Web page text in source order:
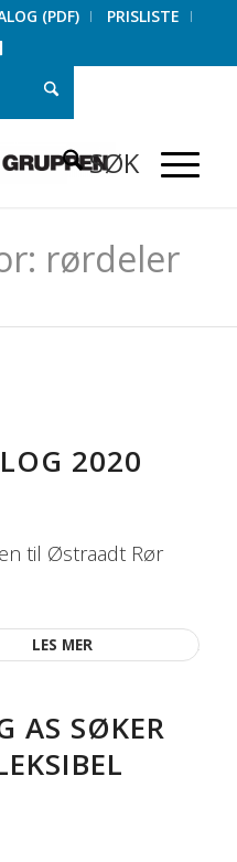
(PDF)
PRISLISTE
rørdeler
2020
til Østraadt Rør
LES MER
AS SØKER